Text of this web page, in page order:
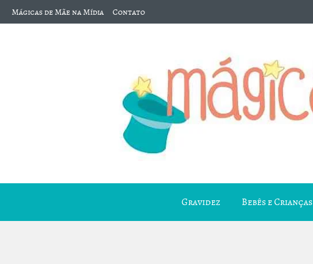
Mágicas de Mãe na Mídia Contato
Gravidez Bebês e Crianças